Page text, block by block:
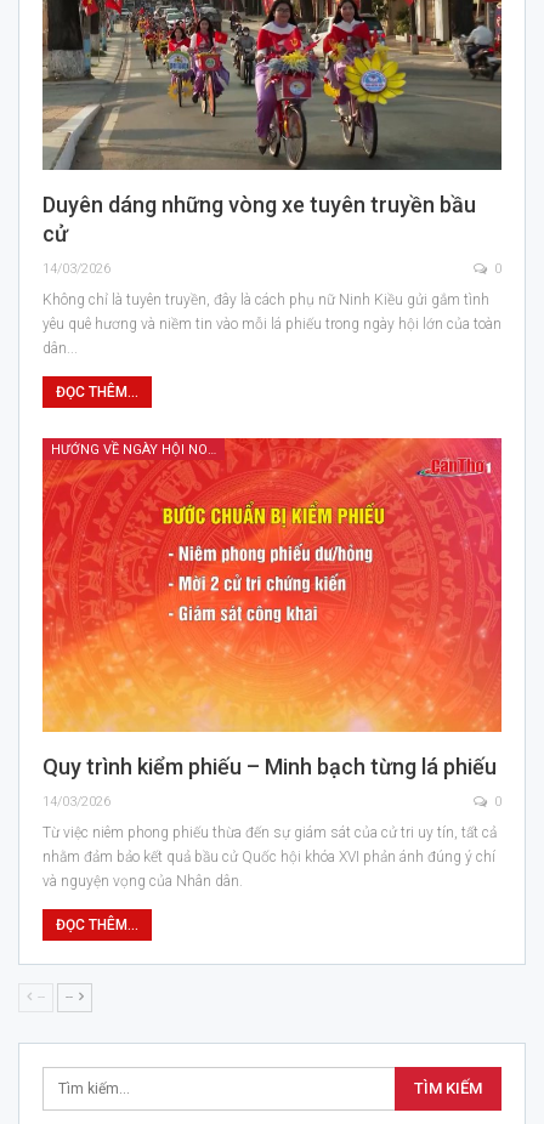
Duyên dáng những vòng xe tuyên truyền bầu
cử
14/03/2026 0
Không chỉ là tuyên truyền, đây là cách phụ nữ Ninh Kiều gửi gắm tình
yêu quê hương và niềm tin vào mỗi lá phiếu trong ngày hội lớn của toàn
dân...
ĐỌC THÊM...
HƯỚNG VỀ NGÀY HỘI NON SÔNG
Quy trình kiểm phiếu – Minh bạch từng lá phiếu
14/03/2026 0
Từ việc niêm phong phiếu thừa đến sự giám sát của cử tri uy tín, tất cả
nhằm đảm bảo kết quả bầu cử Quốc hội khóa XVI phản ánh đúng ý chí
và nguyện vọng của Nhân dân.
ĐỌC THÊM...
-- --